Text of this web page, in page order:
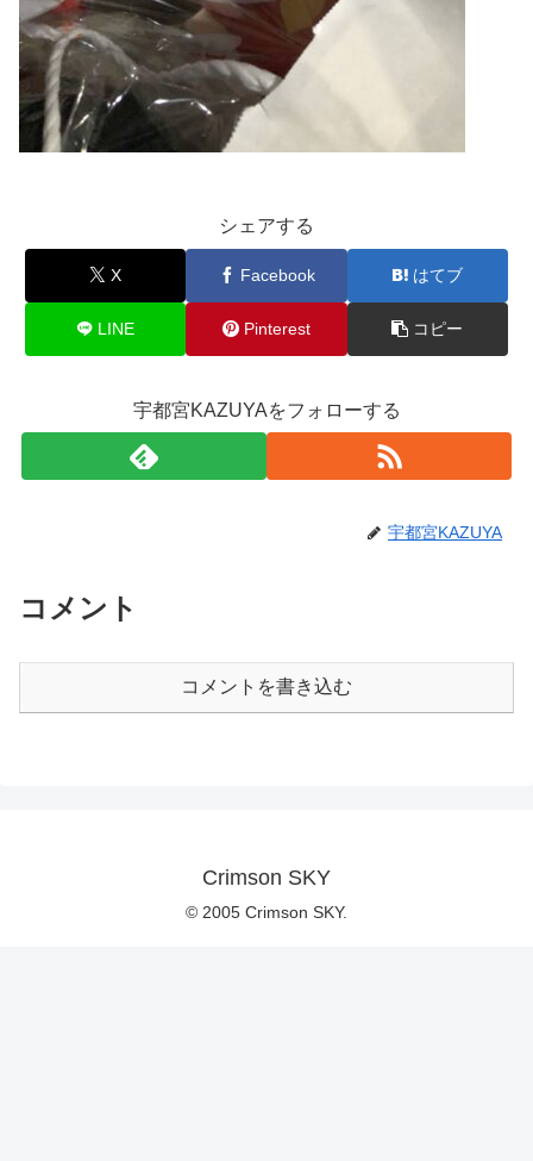
シェアする
X Facebook はてブ
LINE Pinterest コピー
宇都宮KAZUYAをフォローする
宇都宮KAZUYA
コメント
コメントを書き込む
Crimson SKY
© 2005 Crimson SKY.